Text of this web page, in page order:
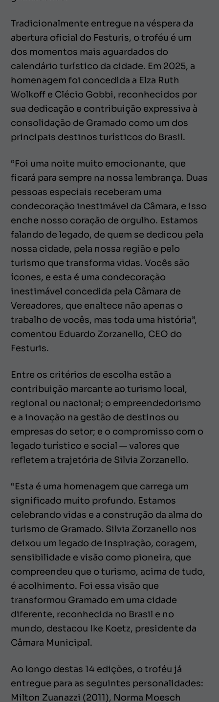
Tradicionalmente entregue na véspera da
abertura oficial do Festuris, o troféu é um
dos momentos mais aguardados do
calendário turístico da cidade. Em 2025, a
homenagem foi concedida a Elza Ruth
Wolkoff e Clécio Gobbi, reconhecidos por
sua dedicação e contribuição expressiva à
consolidação de Gramado como um dos
principais destinos turísticos do Brasil.
“Foi uma noite muito emocionante, que
ficará para sempre na nossa lembrança. Duas
pessoas especiais receberam uma
condecoração inestimável da Câmara, e isso
enche nosso coração de orgulho. Estamos
falando de legado, de quem se dedicou pela
nossa cidade, pela nossa região e pelo
turismo que transforma vidas. Vocês são
ícones, e esta é uma condecoração
inestimável concedida pela Câmara de
Vereadores, que enaltece não apenas o
trabalho de vocês, mas toda uma história”,
comentou Eduardo Zorzanello, CEO do
Festuris.
Entre os critérios de escolha estão a
contribuição marcante ao turismo local,
regional ou nacional; o empreendedorismo
e a inovação na gestão de destinos ou
empresas do setor; e o compromisso com o
legado turístico e social — valores que
refletem a trajetória de Silvia Zorzanello.
“Esta é uma homenagem que carrega um
significado muito profundo. Estamos
celebrando vidas e a construção da alma do
turismo de Gramado. Silvia Zorzanello nos
deixou um legado de inspiração, coragem,
sensibilidade e visão como pioneira, que
compreendeu que o turismo, acima de tudo,
é acolhimento. Foi essa visão que
transformou Gramado em uma cidade
diferente, reconhecida no Brasil e no
mundo, destacou Ike Koetz, presidente da
Câmara Municipal.
Ao longo destas 14 edições, o troféu já
entregue para as seguintes personalidades:
Milton Zuanazzi (2011), Norma Moesch